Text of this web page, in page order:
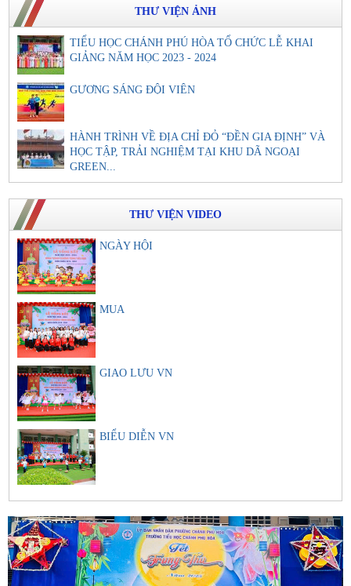
THƯ VIỆN ẢNH
TIỂU HỌC CHÁNH PHÚ HÒA TỔ CHỨC LỄ KHAI
GIẢNG NĂM HỌC 2023 - 2024
GƯƠNG SÁNG ĐỘI VIÊN
HÀNH TRÌNH VỀ ĐỊA CHỈ ĐỎ “ĐỀN GIA ĐỊNH” VÀ
HỌC TẬP, TRẢI NGHIỆM TẠI KHU DÃ NGOẠI
GREEN...
THƯ VIỆN VIDEO
NGÀY HỘI
MUA
GIAO LƯU VN
BIỂU DIỄN VN